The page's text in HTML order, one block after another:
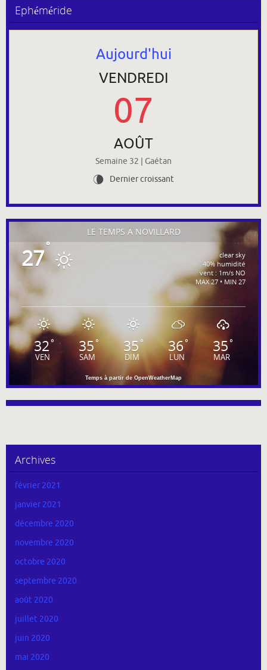
Ephéméride
Aujourd'hui
VENDREDI
07
AOÛT
Semaine 32 | Gaétan
V Dernier croissant
LE TEMPS À NOVILLARD
27°
clear sky
40% humidité
vent : 1m/s NO
MAX 27 • MIN 27
32°
VEN
35°
SAM
35°
DIM
36°
LUN
35°
MAR
Temps à partir de OpenWeatherMap
Archives
février 2021
janvier 2021
décembre 2020
novembre 2020
octobre 2020
septembre 2020
août 2020
juillet 2020
juin 2020
mai 2020